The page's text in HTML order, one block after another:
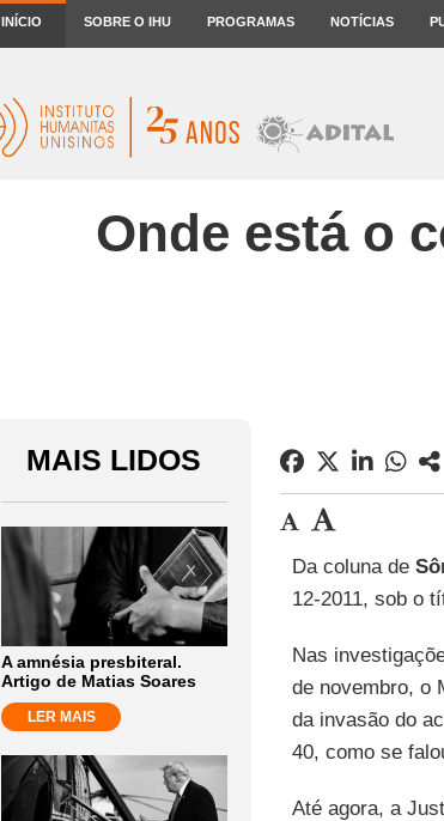
INÍCIO SOBRE O IHU PROGRAMAS NOTÍCIAS
Onde está o
MAIS LIDOS
A amnésia presbiteral.
Artigo de Matias Soares
LER MAIS
Da coluna de
12-2011, sob o
Nas
de novembro, o
da invasão do
40, como se
Até agora, a